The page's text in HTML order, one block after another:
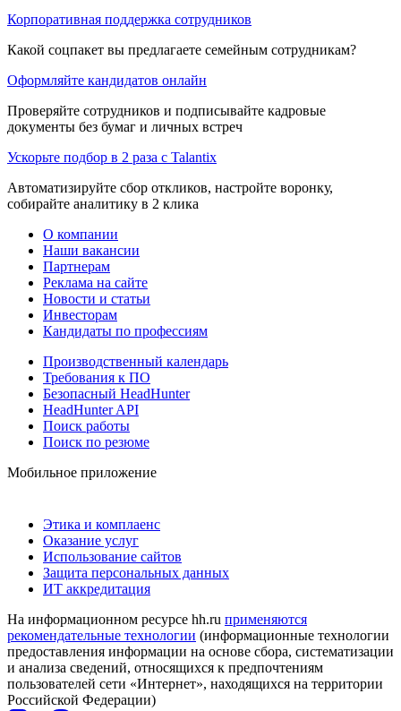
Корпоративная поддержка сотрудников
Какой соцпакет вы предлагаете семейным сотрудникам?
Оформляйте кандидатов онлайн
Проверяйте сотрудников и подписывайте кадровые
документы без бумаг и личных встреч
Ускорьте подбор в 2 раза с Talantix
Автоматизируйте сбор откликов, настройте воронку,
собирайте аналитику в 2 клика
О компании
Наши вакансии
Партнерам
Реклама на сайте
Новости и статьи
Инвесторам
Кандидаты по профессиям
Производственный календарь
Требования к ПО
Безопасный HeadHunter
HeadHunter API
Поиск работы
Поиск по резюме
Мобильное приложение
Этика и комплаенс
Оказание услуг
Использование сайтов
Защита персональных данных
ИТ аккредитация
На информационном ресурсе hh.ru применяются
рекомендательные технологии (информационные технологии
предоставления информации на основе сбора, систематизации
и анализа сведений, относящихся к предпочтениям
пользователей сети «Интернет», находящихся на территории
Российской Федерации)